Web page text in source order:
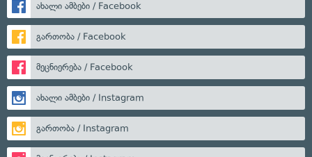
ახალი ამბები / Facebook
გართობა / Facebook
მეცნიერება / Facebook
ახალი ამბები / Instagram
გართობა / Instagram